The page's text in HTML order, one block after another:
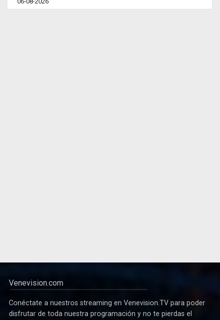
Venevision.com
Conéctate a nuestros streaming en Venevision.TV para poder
disfrutar de toda nuestra programación y no te pierdas el